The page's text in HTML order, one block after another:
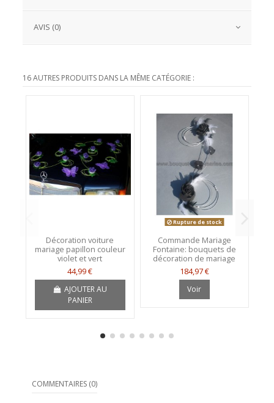
AVIS (0)
16 AUTRES PRODUITS DANS LA MÊME CATÉGORIE :
Décoration voiture
mariage papillon couleur
violet et vert
44,99 €
AJOUTER AU
PANIER
Rupture de stock
Commande Mariage
Fontaine: bouquets de
décoration de mariage
184,97 €
Voir
COMMENTAIRES (0)